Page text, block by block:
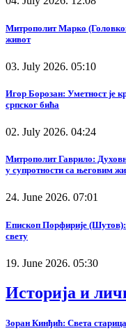
Митрополит Марко
живот
03. July 2026. 05:10
Игор Борозан: Уметност је
српског бића
02. July 2026. 04:24
Митрополит Гаврило:
у супротности са његовим
24. June 2026. 07:01
Епископ Порфирије
свету
19. June 2026. 05:30
Историја и
Зоран Кинђић: Света